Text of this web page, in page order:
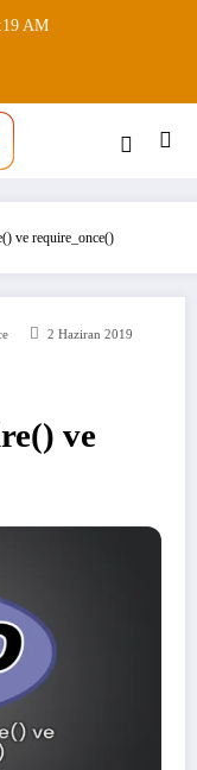
AM
ve require_once()
2 Haziran 2019
ve